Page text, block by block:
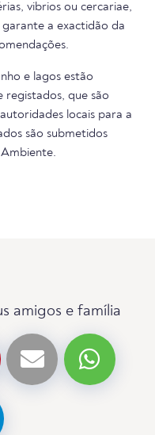
vibrios ou cercariae,
a exactidão da
e lagos estão
registados, que são
locais para a
são submetidos
amigos e família